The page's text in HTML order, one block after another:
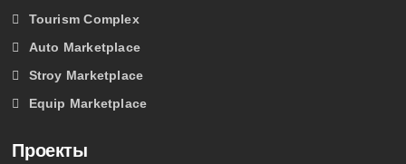
Tourism Complex
Auto Marketplace
Stroy Marketplace
Equip Marketplace
Проекты